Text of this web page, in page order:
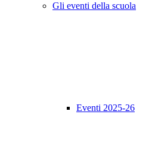
Gli eventi della scuola
Eventi 2025-26